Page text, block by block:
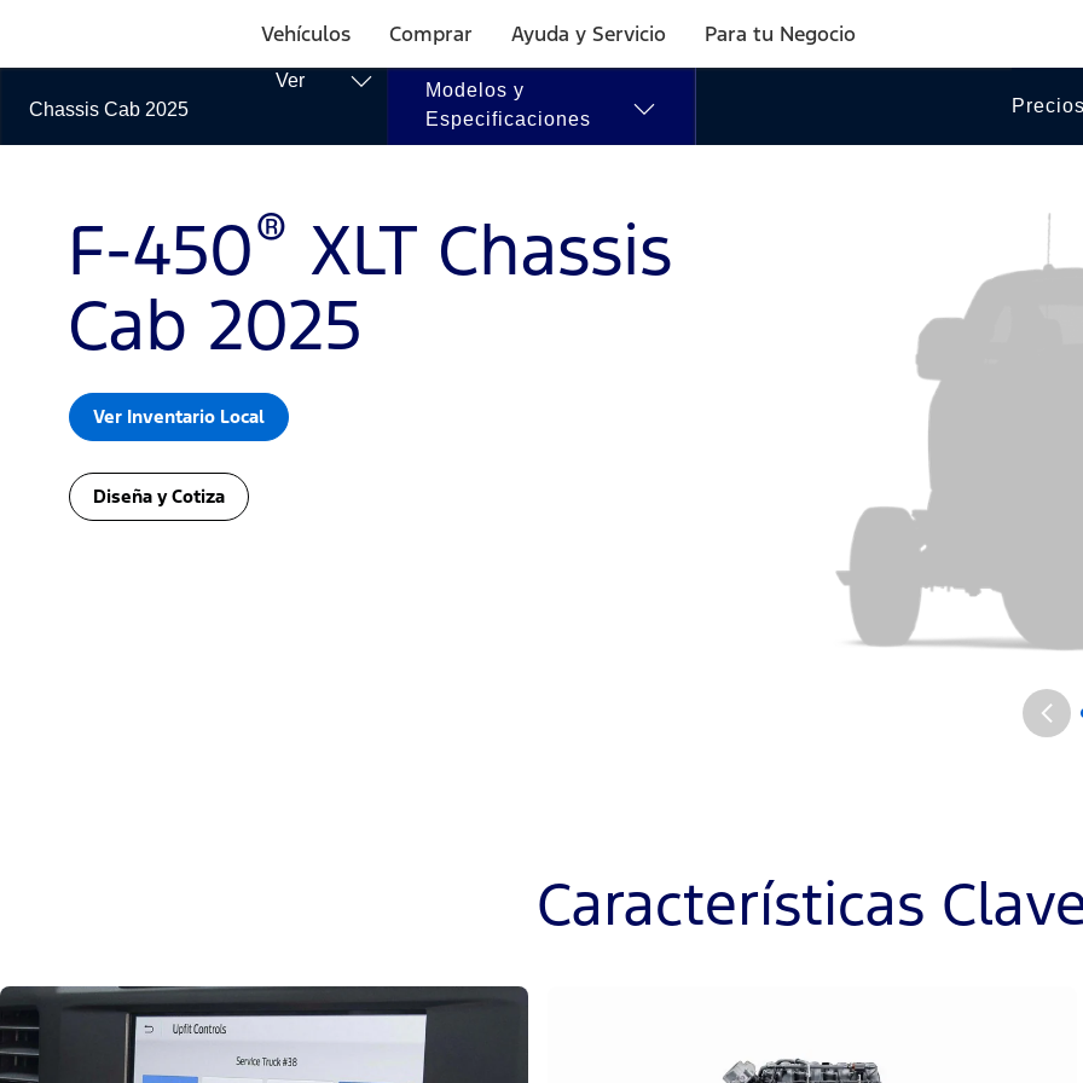
de
Ford
Vehículos Comprar Ayuda y Servicio Para tu Negocio
Ver
Chassis Cab 2025
Modelos y
Especificaciones
F-450® XLT Chassis
Cab 2025
Ver Inventario Local
Diseña y Cotiza
Características
y
Cotiza
Solicitar
Cotización